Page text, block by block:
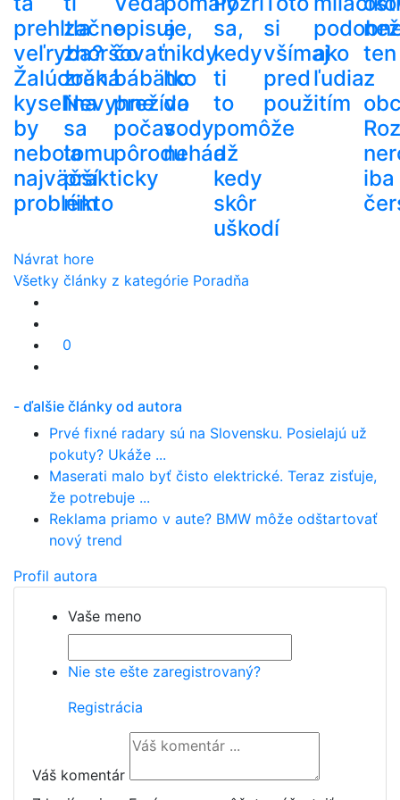
prehltla
veľryba?
Žalúdočná
kyselina
by
nebola
najväčší
problém
začne
zhoršovať
zrak.
Nevyhne
sa
tomu
prakticky
nikto
opisuje,
čo
bábätko
prežíva
počas
pôrodu
a
nikdy
ho
do
vody
nehádž
sa,
kedy
ti
to
pomôže
a
kedy
skôr
uškodí
si
všímaj
pred
použitím
ako
ľudia
než
ten
z
iba
Návrat hore
Všetky články z kategórie Poradňa
0
- ďalšie články od autora
Prvé fixné radary sú na Slovensku. Posielajú už
pokuty? Ukáže ...
Maserati malo byť čisto elektrické. Teraz zisťuje,
že potrebuje ...
Reklama priamo v aute? BMW môže odštartovať
nový trend
Profil autora
Vaše meno
Nie ste ešte zaregistrovaný?
Registrácia
Váš komentár